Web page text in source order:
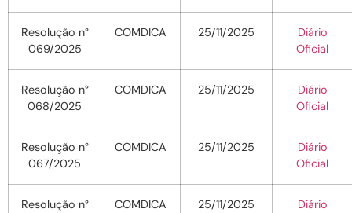
Resolução n°
069/2025
COMDICA 25/11/2025
Diário
Oficial
Resolução n°
068/2025
COMDICA 25/11/2025
Diário
Oficial
Resolução n°
067/2025
COMDICA 25/11/2025
Diário
Oficial
Resolução n°
COMDICA 25/11/2025
Diário